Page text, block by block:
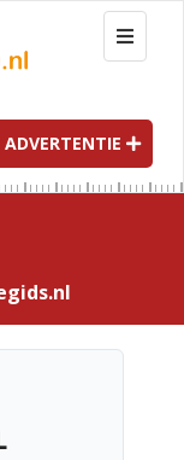
T
o
g
l
e
n
a
t